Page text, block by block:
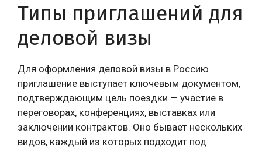
Типы приглашений для
деловой визы
Для оформления деловой визы в Россию
приглашение выступает ключевым документом,
подтверждающим цель поездки — участие в
переговорах, конференциях, выставках или
заключении контрактов. Оно бывает нескольких
видов, каждый из которых подходит под